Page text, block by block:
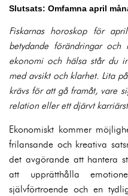
Slutsats: Omfamna april
Fiskarnas horoskop för
betydande förändringar och
ekonomi och hälsa står du
med avsikt och klarhet. Lita
krävs för att gå framåt, vare
relation eller ett djärvt
Ekonomiskt kommer
frilansande och kreativa
det avgörande att hantera
att upprätthålla
självförtroende och en